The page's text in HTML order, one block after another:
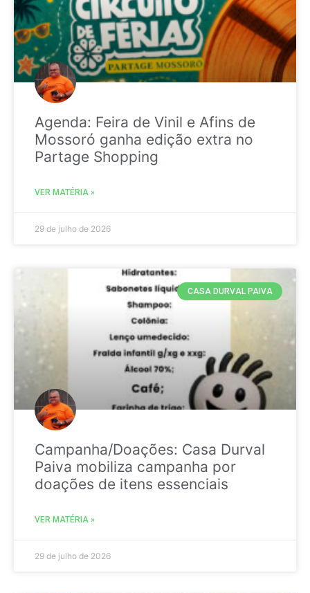
Agenda: Feira de Vinil e Afins de
Mossoró ganha edição extra no
Partage Shopping
VER MATÉRIA »
29 de julho de 2026
CASA DURVAL PAIVA
Campanha/Doações: Casa Durval
Paiva mobiliza campanha por
doações de itens essenciais
VER MATÉRIA »
29 de julho de 2026